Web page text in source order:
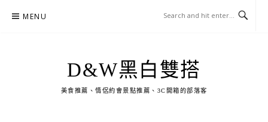
MENU
D&W黑白雙搭
美食推薦、情侶約會景點推薦、3C開箱的部落客